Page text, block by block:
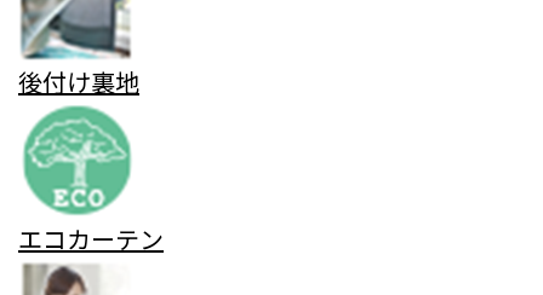
後付け裏地
エコカーテン